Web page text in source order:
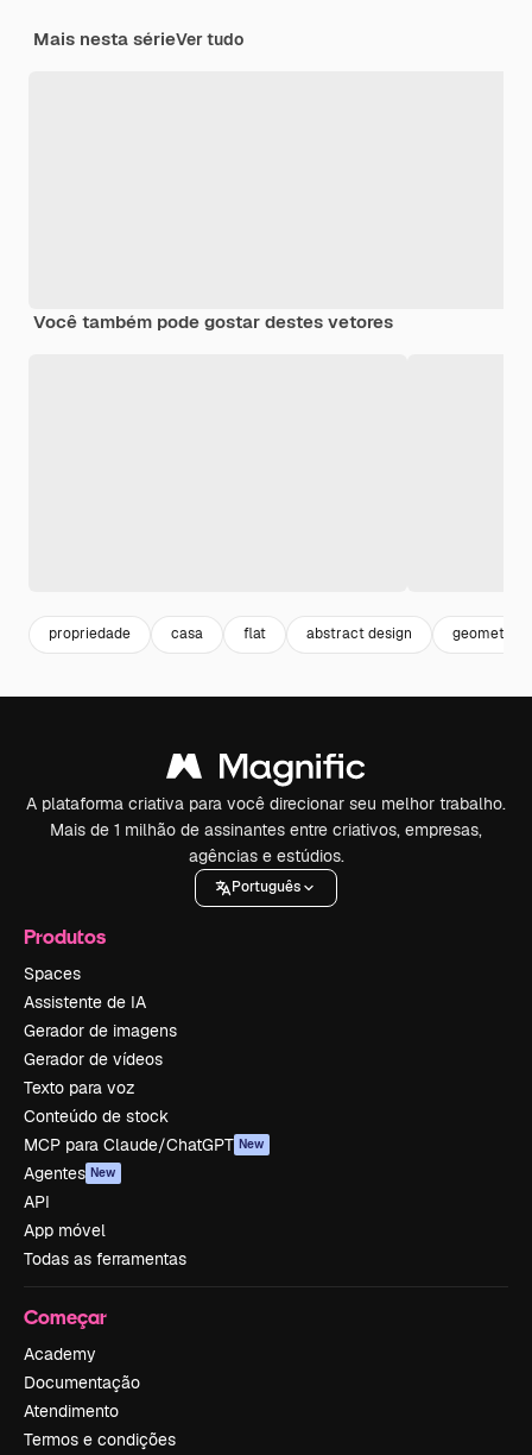
Mais nesta sérieVer tudo
Você também pode gostar destes vetores
propriedade casa flat abstract design geometric
A plataforma criativa para você direcionar seu melhor trabalho.
Mais de 1 milhão de assinantes entre criativos, empresas,
agências e estúdios.
Português
Produtos
Spaces
Assistente de IA
Gerador de imagens
Gerador de vídeos
Texto para voz
Conteúdo de stock
MCP para Claude/ChatGPT New
Agentes New
API
App móvel
Todas as ferramentas
Começar
Academy
Documentação
Atendimento
Termos e condições